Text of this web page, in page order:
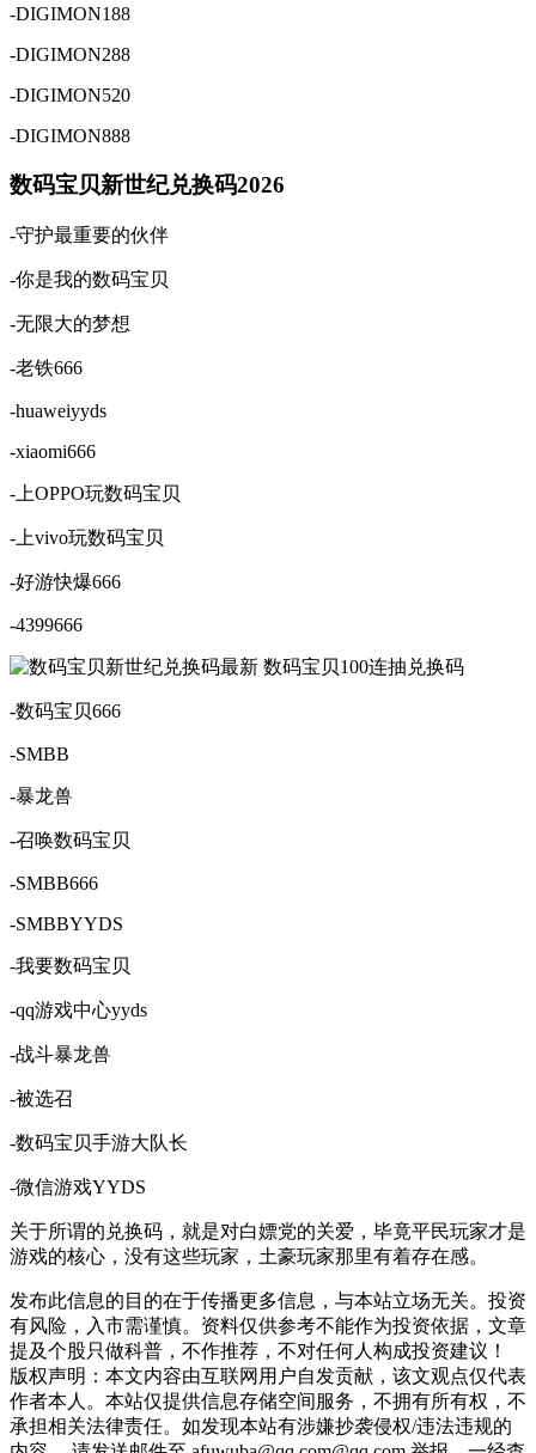
-DIGIMON188
-DIGIMON288
-DIGIMON520
-DIGIMON888
数码宝贝新世纪兑换码2026
-守护最重要的伙伴
-你是我的数码宝贝
-无限大的梦想
-老铁666
-huaweiyyds
-xiaomi666
-上OPPO玩数码宝贝
-上vivo玩数码宝贝
-好游快爆666
-4399666
-数码宝贝666
-SMBB
-暴龙兽
-召唤数码宝贝
-SMBB666
-SMBBYYDS
-我要数码宝贝
-qq游戏中心yyds
-战斗暴龙兽
-被选召
-数码宝贝手游大队长
-微信游戏YYDS
关于所谓的兑换码，就是对白嫖党的关爱，毕竟平民玩家才是
游戏的核心，没有这些玩家，土豪玩家那里有着存在感。
发布此信息的目的在于传播更多信息，与本站立场无关。投资
有风险，入市需谨慎。资料仅供参考不能作为投资依据，文章
提及个股只做科普，不作推荐，不对任何人构成投资建议！
版权声明：本文内容由互联网用户自发贡献，该文观点仅代表
作者本人。本站仅提供信息存储空间服务，不拥有所有权，不
承担相关法律责任。如发现本站有涉嫌抄袭侵权/违法违规的